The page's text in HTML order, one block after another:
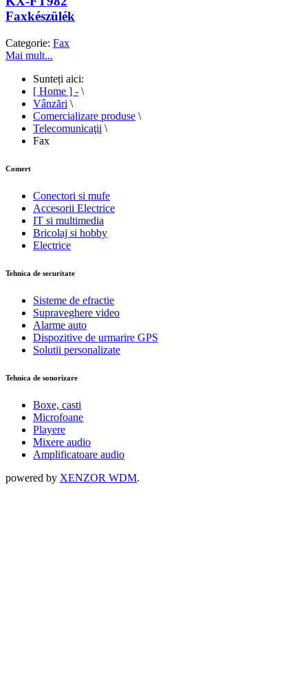
Faxkészülék
Categorie: Fax
Mai mult...
Sunteți aici:
[ Home ] - \
Vânzări \
Comercializare produse \
Telecomunicaţii \
Fax
Comert
Conectori si mufe
Accesorii Electrice
IT si multimedia
Bricolaj si hobby
Electrice
Tehnica de securitate
Sisteme de efractie
Supraveghere video
Alarme auto
Dispozitive de urmarire GPS
Solutii personalizate
Tehnica de sonorizare
Boxe, casti
Microfoane
Playere
Mixere audio
Amplificatoare audio
powered by XENZOR WDM.